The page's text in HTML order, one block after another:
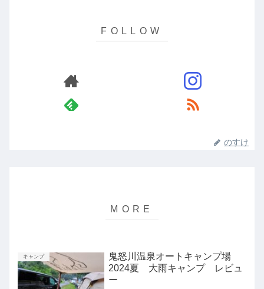
のすけ
キャンプ
鬼怒川温泉オートキャンプ場
2024夏 大雨キャンプ レビュ
ー